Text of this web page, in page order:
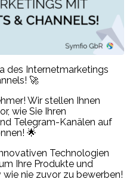
des Internetmarketings
🚀
Wir stellen Ihnen
wie Sie Ihren
Telegram-Kanälen auf
🌟
Technologien
Ihre Produkte und
nie zuvor zu bewerben!